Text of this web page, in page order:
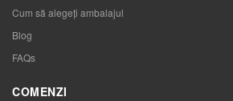
Cum să alegeţi ambalajul
Blog
FAQs
COMENZI